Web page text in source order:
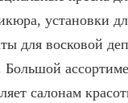
установки
для восковой
Большой
салонам